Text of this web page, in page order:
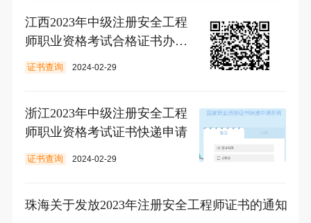
江西2023年中级注册安全工程
师职业资格考试合格证书办理
信息
证书查询 2024-02-29
浙江2023年中级注册安全工程
师职业资格考试证书快递申请
证书查询 2024-02-29
珠海关于发放2023年注册安全工程师证书的通知